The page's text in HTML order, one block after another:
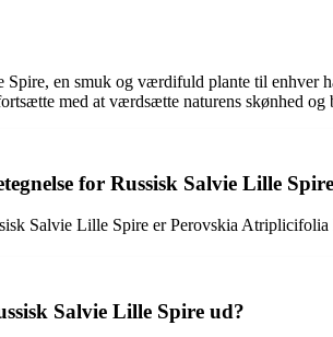
en smuk og værdifuld plante til enhver
med at værdsætte naturens skønhed og
for Russisk Salvie Lille
Salvie Lille Spire er Perovskia
Salvie Lille Spire ud?